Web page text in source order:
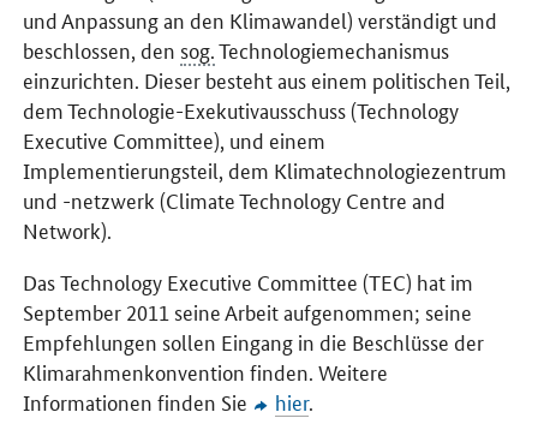
und Anpassung an den Klimawandel) verständigt und
beschlossen, den sog.Technologiemechanismus
einzurichten. Dieser besteht aus einem politischen Teil,
dem Technologie-Exekutivausschuss (Technology
Executive Committee), und einem
Implementierungsteil, dem Klimatechnologiezentrum
und -netzwerk (Climate Technology Centre and
Network).
DasTechnology Executive Committee (TEC) hat im
September 2011 seine Arbeit aufgenommen; seine
Empfehlungen sollen Eingang in die Beschlüsse der
Klimarahmenkonvention finden. Weitere
Informationen finden Sie
hier.